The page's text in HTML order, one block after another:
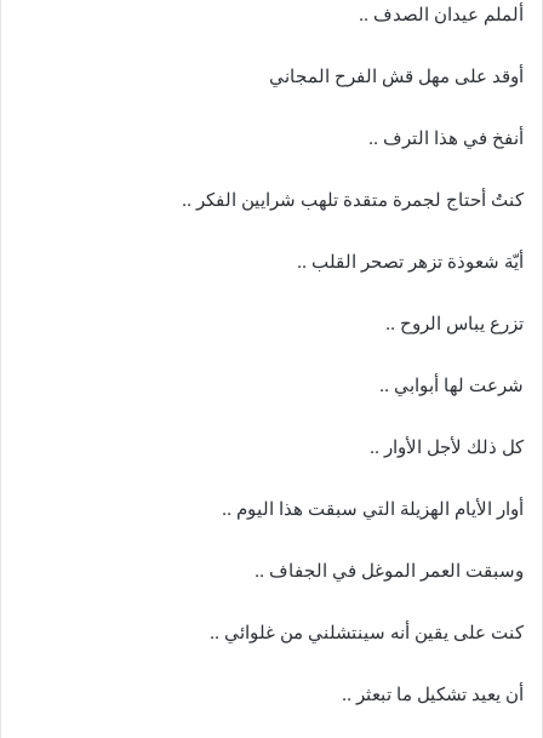
ألملم عيدان الصدف ..
أوقد على مهل قش الفرح المجاني
أنفخ في هذا الترف ..
كنتُ أحتاج لجمرة متقدة تلهب شرايين الفكر ..
أيّة شعوذة تزهر تصحر القلب ..
تزرع يباس الروح ..
شرعت لها أبوابي ..
كل ذلك لأجل الأوار ..
أوار الأيام الهزيلة التي سبقت هذا اليوم ..
وسبقت العمر الموغل في الجفاف ..
كنت على يقين أنه سينتشلني من غلوائي ..
أن يعيد تشكيل ما تبعثر ..